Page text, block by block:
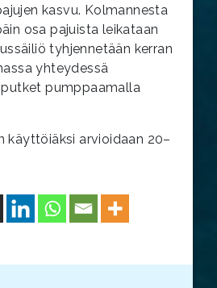
kasvu. Kolmannesta
osa pajuista leikataan
tyhjennetään kerran
yhteydessä
pumppaamalla
käyttöiäksi arvioidaan 20–